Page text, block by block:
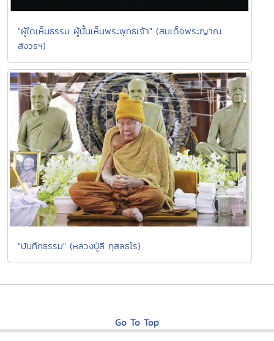
"ผู้ใดเห็นธรรม ผู้นั้นเห็นพระพุทธเจ้า" (สมเด็จพระญาณ
สังวรฯ)
"บันทึกธรรม" (หลวงปู่ลี กุสลธโร)
Go To Top